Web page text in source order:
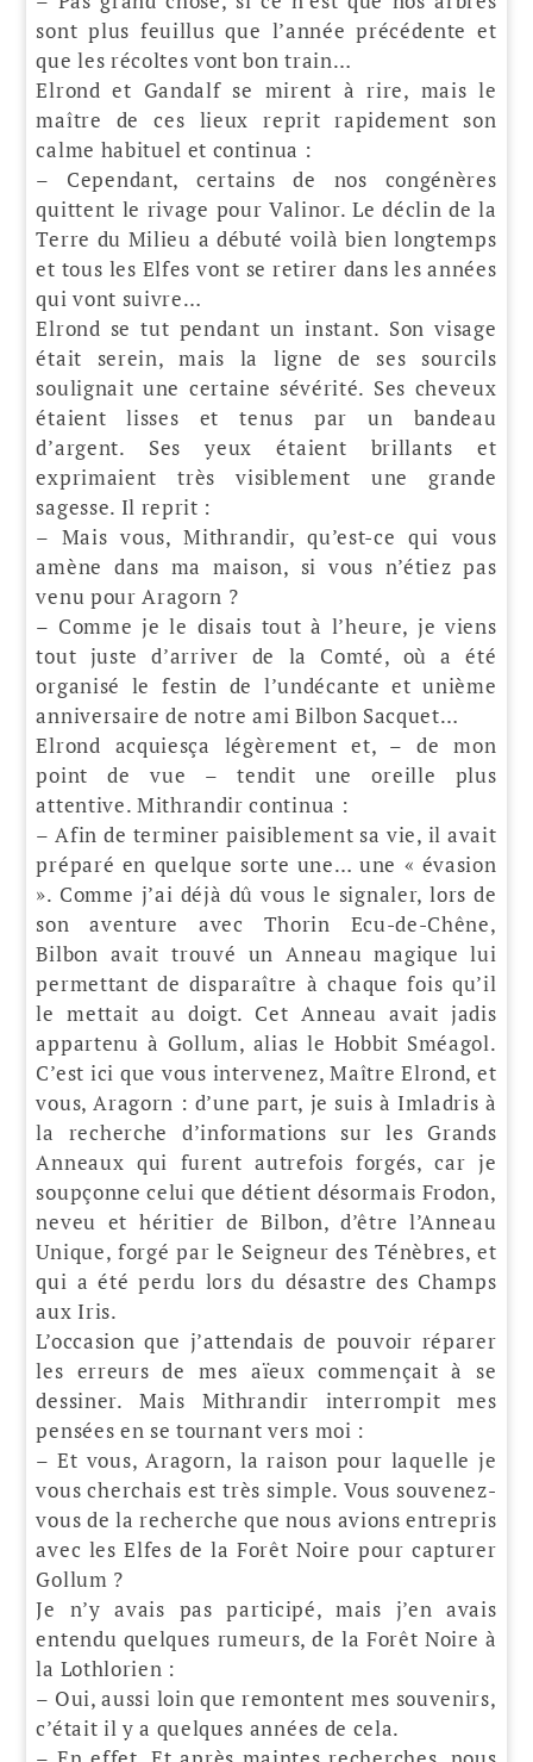
sont plus feuillus que l’année précédente et
que les récoltes vont bon train…
Elrond et Gandalf se mirent à rire, mais le
maître de ces lieux reprit rapidement son
calme habituel et continua :
– Cependant, certains de nos congénères
quittent le rivage pour Valinor. Le déclin de la
Terre du Milieu a débuté voilà bien longtemps
et tous les Elfes vont se retirer dans les années
qui vont suivre…
Elrond se tut pendant un instant. Son visage
était serein, mais la ligne de ses sourcils
soulignait une certaine sévérité. Ses cheveux
étaient lisses et tenus par un bandeau
d’argent. Ses yeux étaient brillants et
exprimaient très visiblement une grande
sagesse. Il reprit :
– Mais vous, Mithrandir, qu’est-ce qui vous
amène dans ma maison, si vous n’étiez pas
venu pour Aragorn ?
– Comme je le disais tout à l’heure, je viens
tout juste d’arriver de la Comté, où a été
organisé le festin de l’undécante et unième
anniversaire de notre ami Bilbon Sacquet…
Elrond acquiesça légèrement et, – de mon
point de vue – tendit une oreille plus
attentive. Mithrandir continua :
– Afin de terminer paisiblement sa vie, il avait
préparé en quelque sorte une… une « évasion
». Comme j’ai déjà dû vous le signaler, lors de
son aventure avec Thorin Ecu-de-Chêne,
Bilbon avait trouvé un Anneau magique lui
permettant de disparaître à chaque fois qu’il
le mettait au doigt. Cet Anneau avait jadis
appartenu à Gollum, alias le Hobbit Sméagol.
C’est ici que vous intervenez, Maître Elrond, et
vous, Aragorn : d’une part, je suis à Imladris à
la recherche d’informations sur les Grands
Anneaux qui furent autrefois forgés, car je
soupçonne celui que détient désormais Frodon,
neveu et héritier de Bilbon, d’être l’Anneau
Unique, forgé par le Seigneur des Ténèbres, et
qui a été perdu lors du désastre des Champs
aux Iris.
L’occasion que j’attendais de pouvoir réparer
les erreurs de mes aïeux commençait à se
dessiner. Mais Mithrandir interrompit mes
pensées en se tournant vers moi :
– Et vous, Aragorn, la raison pour laquelle je
vous cherchais est très simple. Vous souvenez-
vous de la recherche que nous avions entrepris
avec les Elfes de la Forêt Noire pour capturer
Gollum ?
Je n’y avais pas participé, mais j’en avais
entendu quelques rumeurs, de la Forêt Noire à
la Lothlorien :
– Oui, aussi loin que remontent mes souvenirs,
c’était il y a quelques années de cela.